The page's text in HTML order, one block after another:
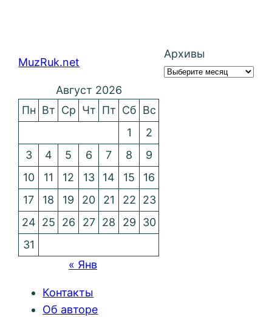
MuzRuk.net
Архивы
Август 2026
Пн Вт Ср Чт Пт Сб Вс
1
2
3
4 5 6 7 8
9
10
11 12 13 14 15
16
17
18 19 20 21 22
23
24 25 26 27 28 29
30
31
« Янв
Контакты
Об авторе